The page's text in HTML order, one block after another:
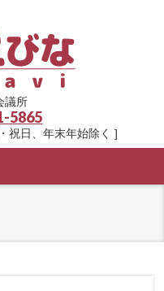
議所
5865
祝日、年末年始除く ]